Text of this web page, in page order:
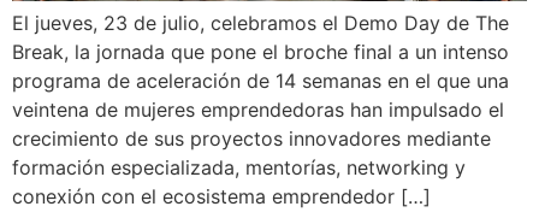
El jueves, 23 de julio, celebramos el Demo Day de The
Break, la jornada que pone el broche final a un intenso
programa de aceleración de 14 semanas en el que una
veintena de mujeres emprendedoras han impulsado el
crecimiento de sus proyectos innovadores mediante
formación especializada, mentorías, networking y
conexión con el ecosistema emprendedor […]